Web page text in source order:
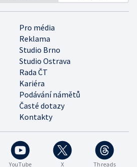
Pro média
Reklama
Studio Brno
Studio Ostrava
Rada ČT
Kariéra
Podávání námětů
Časté dotazy
Kontakty
YouTube X Threads